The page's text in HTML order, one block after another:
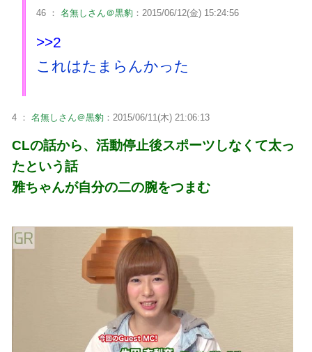
46 ： 名無しさん＠黒豹 ：2015/06/12(金) 15:24:56
>>2
これはたまらんかった
4 ： 名無しさん＠黒豹 ：2015/06/11(木) 21:06:13
CLの話から、活動停止後スポーツしなくて太っ
たという話
雅ちゃんが自分の二の腕をつまむ